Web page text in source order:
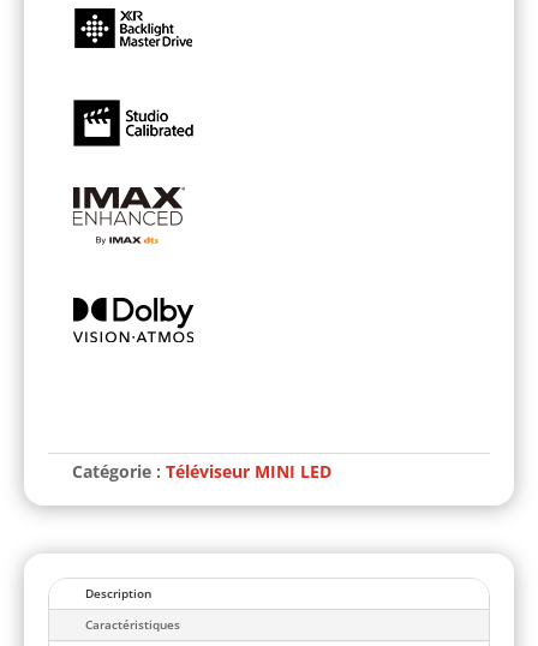
t
e
t
i
:
Catégorie : Téléviseur MINI LED
Description
Caractéristiques